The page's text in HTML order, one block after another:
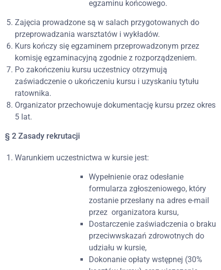
egzaminu końcowego.
Zajęcia prowadzone są w salach przygotowanych do
przeprowadzania warsztatów i wykładów.
Kurs kończy się egzaminem przeprowadzonym przez
komisję egzaminacyjną zgodnie z rozporządzeniem.
Po zakończeniu kursu uczestnicy otrzymują
zaświadczenie o ukończeniu kursu i uzyskaniu tytułu
ratownika.
Organizator przechowuje dokumentację kursu przez okres
5 lat.
§ 2 Zasady rekrutacji
Warunkiem uczestnictwa w kursie jest:
Wypełnienie oraz odesłanie
formularza zgłoszeniowego, który
zostanie przesłany na adres e-mail
przez organizatora kursu,
Dostarczenie zaświadczenia o braku
przeciwwskazań zdrowotnych do
udziału w kursie,
Dokonanie opłaty wstępnej (30%